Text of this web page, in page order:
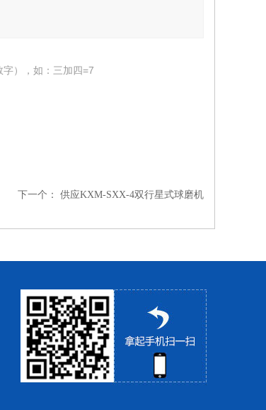
），如：三加四=7
下一个： 供应KXM-SXX-4双行星式球磨机